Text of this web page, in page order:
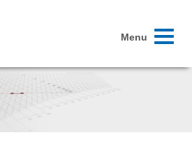
Toggle
Menu